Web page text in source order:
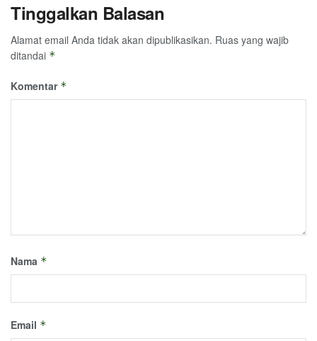
Tinggalkan Balasan
Alamat email Anda tidak akan dipublikasikan. Ruas yang wajib
ditandai *
Komentar *
Nama *
Email *